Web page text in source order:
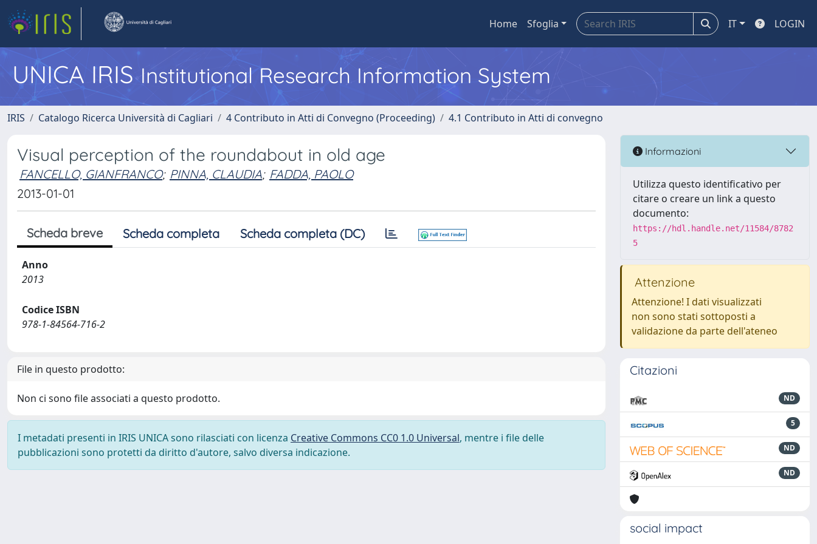
Home Sfoglia IT LOGIN
UNICA IRISInstitutional Research Information System
IRIS Catalogo Ricerca Università di Cagliari 4 Contributo in Atti di Convegno (Proceeding) 4.1 Contributo in Atti di convegno
Visual perception of the roundabout in old age
FANCELLO, GIANFRANCO; PINNA, CLAUDIA; FADDA, PAOLO
2013-01-01
Scheda breve Scheda completa Scheda completa (DC)
Anno
2013
Codice ISBN
978-1-84564-716-2
File in questo prodotto:
Non ci sono file associati a questo prodotto.
I metadati presenti in IRIS UNICA sono rilasciati con licenza Creative Commons CC0 1.0 Universal, mentre i file delle
pubblicazioni sono protetti da diritto d'autore, salvo diversa indicazione.
Informazioni
Utilizza questo identificativo per
citare o creare un link a questo
documento:
https://hdl.handle.net/11584/8782
5
Attenzione
Attenzione! I dati visualizzati
non sono stati sottoposti a
validazione da parte dell'ateneo
Citazioni
ND
5
ND
ND
social impact